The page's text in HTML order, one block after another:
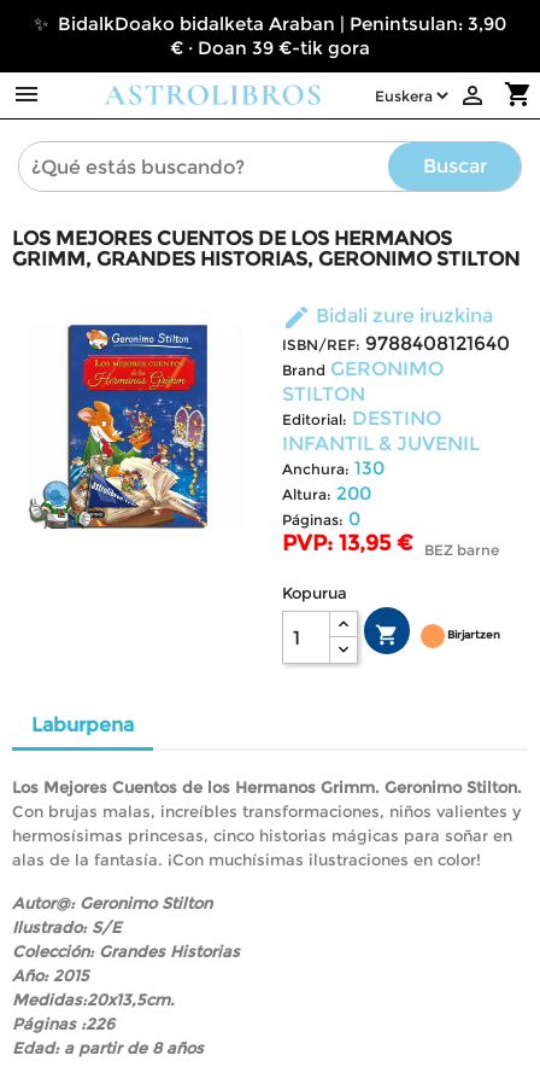
✨ BidalkDoako bidalketa Araban | Penintsulan: 3,90
€ · Doan 39 €-tik gora
 shopping_cart

Buscar
LOS MEJORES CUENTOS DE LOS HERMANOS
GRIMM, GRANDES HISTORIAS, GERONIMO STILTON
edit Bidali zure iruzkina
ISBN/REF: 9788408121640
Brand GERONIMO
STILTON
Editorial: DESTINO
INFANTIL & JUVENIL
Anchura: 130
Altura: 200
Páginas: 0
PVP: 13,95 € BEZ barne
Kopurua
 Birjartzen
Laburpena
Los Mejores Cuentos de los Hermanos Grimm. Geronimo Stilton.
Con brujas malas, increíbles transformaciones, niños valientes y
hermosísimas princesas, cinco historias mágicas para soñar en
alas de la fantasía. ¡Con muchísimas ilustraciones en color!
Autor@: Geronimo Stilton
Ilustrado: S/E
Colección: Grandes Historias
Año: 2015
Medidas:20x13,5cm.
Páginas :226
Edad: a partir de 8 años